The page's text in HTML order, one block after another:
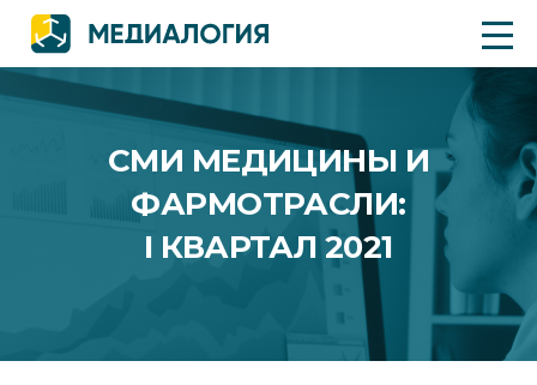
СМИ МЕДИЦИНЫ И
ФАРМОТРАСЛИ:
I КВАРТАЛ 2021